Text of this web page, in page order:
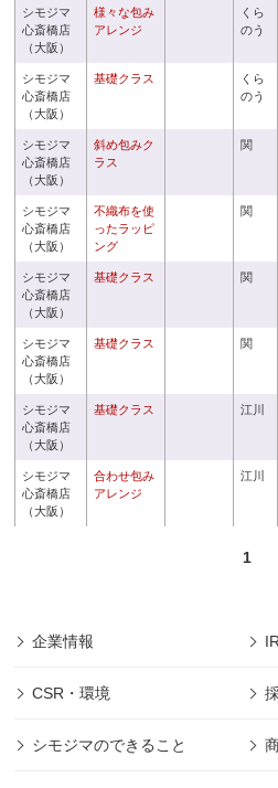
シモジマ
心斎橋店
（大阪）
様々な包み
アレンジ
くら
のう
シモジマ
心斎橋店
（大阪）
基礎クラス
くら
のう
シモジマ
心斎橋店
（大阪）
斜め包みク
ラス
関
シモジマ
心斎橋店
（大阪）
不織布を使
ったラッピ
ング
関
シモジマ
心斎橋店
（大阪）
基礎クラス 関
シモジマ
心斎橋店
（大阪）
基礎クラス 関
シモジマ
心斎橋店
（大阪）
基礎クラス 江川
シモジマ
心斎橋店
（大阪）
合わせ包み
アレンジ
江川
1
企業情報
CSR・環境
シモジマのできること